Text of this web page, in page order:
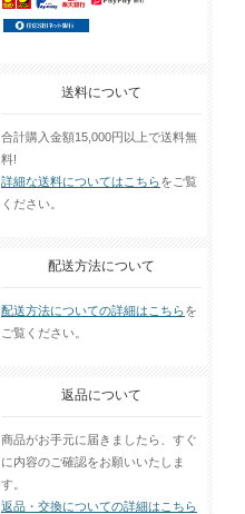
送料について
合計購入金額15,000円以上で送料無
料!
詳細な送料についてはこちらをご覧
ください。
配送方法について
配送方法についての詳細はこちらを
ご覧ください。
返品について
商品がお手元に届きましたら、すぐ
に内容のご確認をお願いいたしま
す。
返品・交換についての詳細はこちら